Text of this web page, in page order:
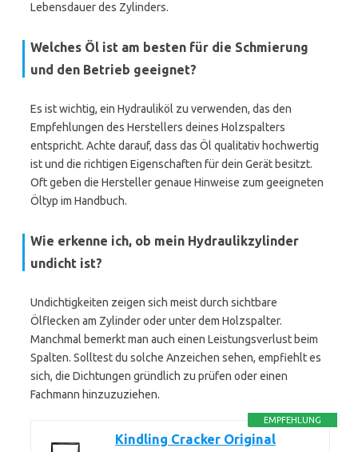
Lebensdauer des Zylinders.
Welches Öl ist am besten für die Schmierung
und den Betrieb geeignet?
Es ist wichtig, ein Hydrauliköl zu verwenden, das den
Empfehlungen des Herstellers deines Holzspalters
entspricht. Achte darauf, dass das Öl qualitativ hochwertig
ist und die richtigen Eigenschaften für dein Gerät besitzt.
Oft geben die Hersteller genaue Hinweise zum geeigneten
Öltyp im Handbuch.
Wie erkenne ich, ob mein Hydraulikzylinder
undicht ist?
Undichtigkeiten zeigen sich meist durch sichtbare
Ölflecken am Zylinder oder unter dem Holzspalter.
Manchmal bemerkt man auch einen Leistungsverlust beim
Spalten. Solltest du solche Anzeichen sehen, empfiehlt es
sich, die Dichtungen gründlich zu prüfen oder einen
Fachmann hinzuzuziehen.
EMPFEHLUNG
Kindling Cracker Original